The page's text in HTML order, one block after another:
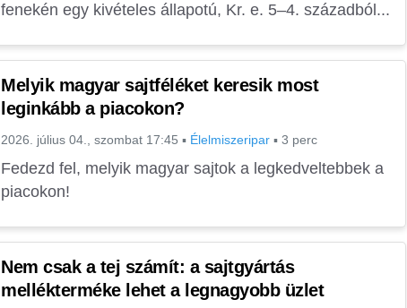
fenekén egy kivételes állapotú, Kr. e. 5–4. századból...
Melyik magyar sajtféléket keresik most
leginkább a piacokon?
2026. július 04., szombat 17:45▪ Élelmiszeripar ▪ 3 perc
Fedezd fel, melyik magyar sajtok a legkedveltebbek a
piacokon!
Nem csak a tej számít: a sajtgyártás
mellékterméke lehet a legnagyobb üzlet